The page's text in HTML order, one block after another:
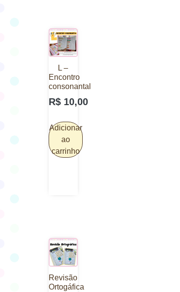
L –
Encontro
consonantal
R$ 10,00
Adicionar
ao
carrinho
Revisão
Ortogáfica